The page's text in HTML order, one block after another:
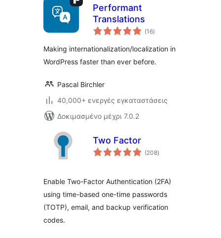
Performant
Translations
(16αξιολογήσεις
σύνολο
)
Making internationalization/localization in
WordPress faster than ever before.
Pascal Birchler
40,000+ ενεργές εγκαταστάσεις
Δοκιμασμένο μέχρι 7.0.2
Two Factor
(208αξιολογήσεις
σύνολο
)
Enable Two-Factor Authentication (2FA)
using time-based one-time passwords
(TOTP), email, and backup verification
codes.